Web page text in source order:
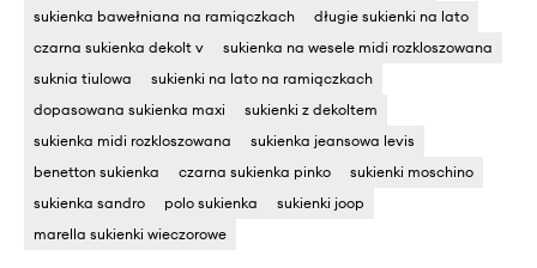
sukienka bawełniana na ramiączkach
długie sukienki na lato
czarna sukienka dekolt v
sukienka na wesele midi rozkloszowana
suknia tiulowa
sukienki na lato na ramiączkach
dopasowana sukienka maxi
sukienki z dekoltem
sukienka midi rozkloszowana
sukienka jeansowa levis
benetton sukienka
czarna sukienka pinko
sukienki moschino
sukienka sandro
polo sukienka
sukienki joop
marella sukienki wieczorowe